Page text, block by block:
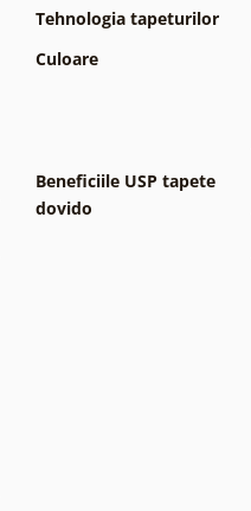
Tehnologia tapeturilor
Culoare
Beneficiile USP tapete
dovido